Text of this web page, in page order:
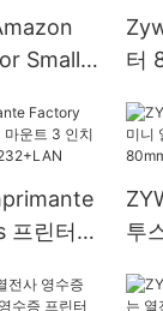
Small
수증 프
터
프린터
투